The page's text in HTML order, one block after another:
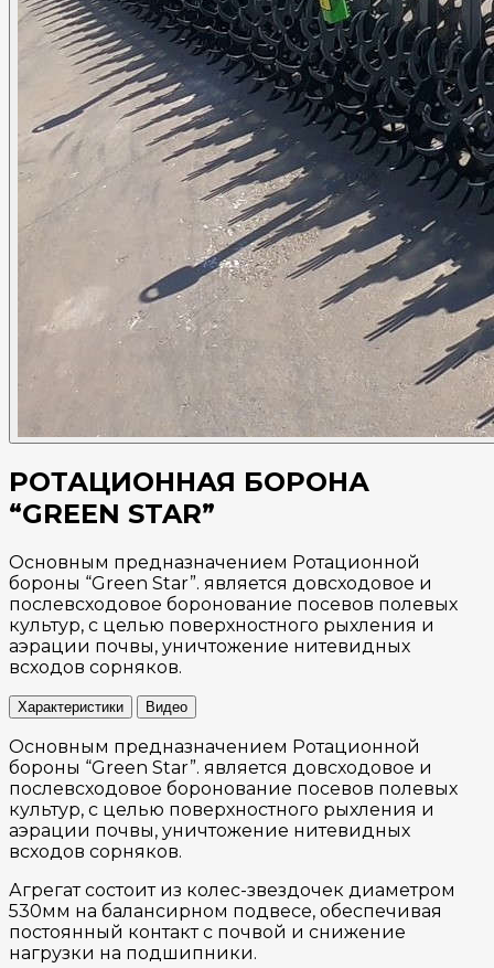
РОТАЦИОННАЯ БОРОНА
“GREEN STAR”
Основным предназначением Ротационной
бороны “Green Star”. является довсходовое и
послевсходовое боронование посевов полевых
культур, с целью поверхностного рыхления и
аэрации почвы, уничтожение нитевидных
всходов сорняков.
Характеристики Видео
Основным предназначением Ротационной
бороны “Green Star”. является довсходовое и
послевсходовое боронование посевов полевых
культур, с целью поверхностного рыхления и
аэрации почвы, уничтожение нитевидных
всходов сорняков.
Агрегат состоит из колес-звездочек диаметром
530мм на балансирном подвесе, обеспечивая
постоянный контакт с почвой и снижение
нагрузки на подшипники.